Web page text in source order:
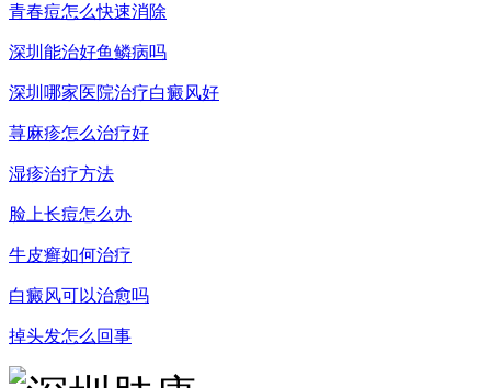
青春痘怎么快速消除
深圳能治好鱼鳞病吗
深圳哪家医院治疗白癜风好
荨麻疹怎么治疗好
湿疹治疗方法
脸上长痘怎么办
牛皮癣如何治疗
白癜风可以治愈吗
掉头发怎么回事